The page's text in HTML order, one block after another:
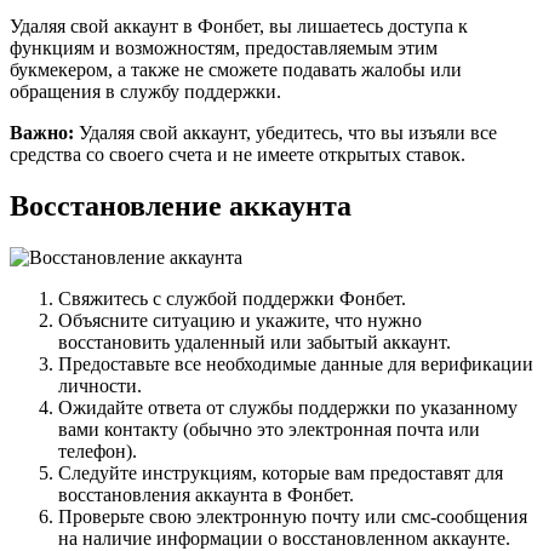
Удаляя свой аккаунт в Фонбет, вы лишаетесь доступа к
функциям и возможностям, предоставляемым этим
букмекером, а также не сможете подавать жалобы или
обращения в службу поддержки.
Важно: Удаляя свой аккаунт, убедитесь, что вы изъяли все
средства со своего счета и не имеете открытых ставок.
Восстановление аккаунта
Свяжитесь с службой поддержки Фонбет.
Объясните ситуацию и укажите, что нужно
восстановить удаленный или забытый аккаунт.
Предоставьте все необходимые данные для верификации
личности.
Ожидайте ответа от службы поддержки по указанному
вами контакту (обычно это электронная почта или
телефон).
Следуйте инструкциям, которые вам предоставят для
восстановления аккаунта в Фонбет.
Проверьте свою электронную почту или смс-сообщения
на наличие информации о восстановленном аккаунте.